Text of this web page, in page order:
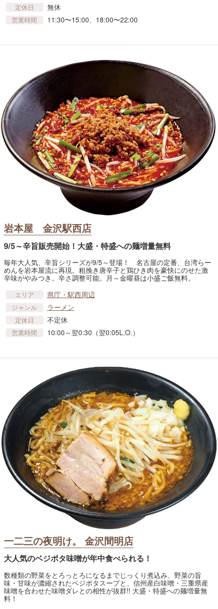
定休日 無休
営業時間 11:30〜15:00、18:00〜22:00
岩本屋 金沢駅西店
9/5～辛旨販売開始！大盛・特盛への麺増量無料
毎年大人気、辛旨シリーズが9/5～登場！ 名古屋の定番、台湾らー
めんを岩本屋流に再現。粗挽き唐辛子と鶏ひき肉を豪快にのせた激
辛味がやみつき。辛さ調整可能。月～金曜昼は小盛ご飯無料。
エリア 県庁・駅西周辺
ジャンル ラーメン
定休日 不定休
営業時間 10:00～翌0:30（翌0:05L.O.）
一二三の夜明け。 金沢間明店
大人気のベジポタ味噌が年中食べられる！
数種類の野菜をとろっとろになるまでじっくり煮込み、野菜の旨
味・甘味が濃縮されたベジポタスープと、信州産白味噌・三重県産
味噌を合わせた味噌ダレとの相性が抜群!! 大盛・特盛への麺増量無
料！